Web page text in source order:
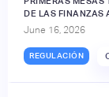
DE LAS FINANZAS
June 16, 2026
REGULACIÓN